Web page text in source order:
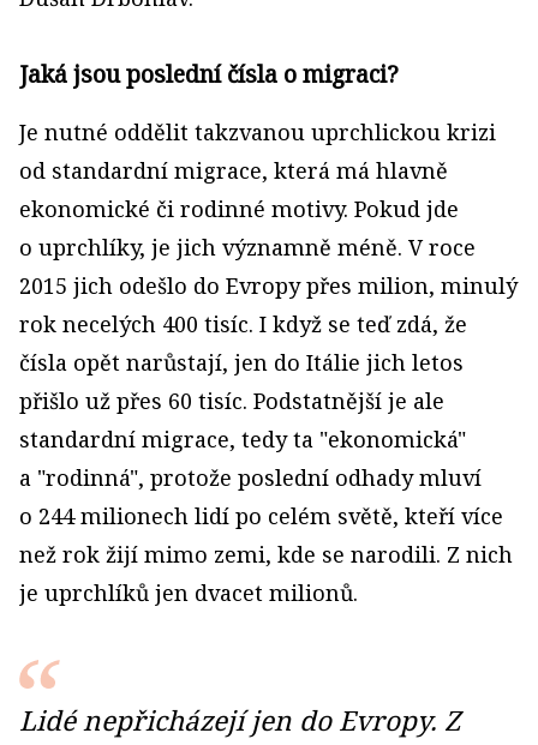
Jaká jsou poslední čísla o migraci?
Je nutné oddělit takzvanou uprchlickou krizi
od standardní migrace, která má hlavně
ekonomické či rodinné motivy. Pokud jde
o uprchlíky, je jich významně méně. V roce
2015 jich odešlo do Evropy přes milion, minulý
rok necelých 400 tisíc. I když se teď zdá, že
čísla opět narůstají, jen do Itálie jich letos
přišlo už přes 60 tisíc. Podstatnější je ale
standardní migrace, tedy ta "ekonomická"
a "rodinná", protože poslední odhady mluví
o 244 milionech lidí po celém světě, kteří více
než rok žijí mimo zemi, kde se narodili. Z nich
je uprchlíků jen dvacet milionů.
Lidé nepřicházejí jen do Evropy. Z